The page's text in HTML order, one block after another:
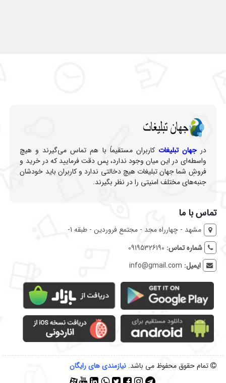
درجهان تبلیغات کاربران مستقیماً با هم تماس می‌گیرند و هیچ
واسطه‌ای در این میان وجود ندارد، پس دقت فرمایید که در خرید و
فروشِ شما جهان تبلیغات هیچ دخالتی ندارد و کاربران باید خودشان
جنبه‌های مختلف امنیتی را در نظر بگیرند.
تماس با ما
مشهد - چهارراه مجد - مجتمع فروردین - طبقه 1-
شماره تماس: 09195326190
ایمیل: info@gmail.com
تمام حقوق محفوظ می باشد.نیازمندی‌ های رایگان